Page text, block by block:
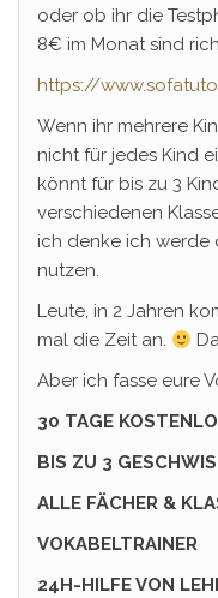
oder ob ihr die
8€ im Monat sind
https://
Wenn ihr mehrere
nicht für jedes Kind
könnt für bis zu 3
verschiedenen
ich denke ich werde
nutzen.
Leute, in 2 Jahren
mal die Zeit an.
Aber ich fasse eure
30 TAGE
BIS ZU 3
ALLE FÄCHER &
VOKABELTRAINER
24H-HILFE VON